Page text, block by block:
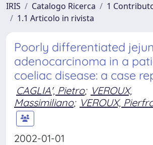
IRIS Catalogo Ricerca
1
1.1 Articolo in rivista
Poorly differentiated
adenocarcinoma in a
coeliac disease: a case
CAGLIA', Pietro; VEROUX,
Massimiliano; VEROUX,
2002-01-01